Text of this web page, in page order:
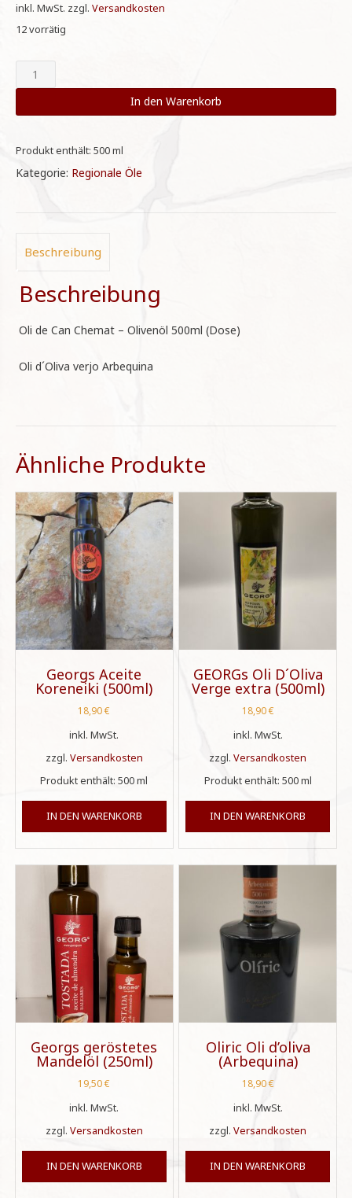
inkl. MwSt. zzgl. Versandkosten
12 vorrätig
Chemat
Olivenöl
500ml
(Dose)
In den Warenkorb
Produkt enthält: 500ml
Kategorie: Regionale Öle
Beschreibung
Beschreibung
Oli de Can Chemat – Olivenöl 500ml (Dose)
Oli d´Oliva verjo Arbequina
Ähnliche Produkte
Georgs Aceite
Koreneiki (500ml)
18,90€
inkl. MwSt.
zzgl. Versandkosten
Produkt enthält: 500ml
IN DEN WARENKORB
GEORGs Oli D´Oliva
Verge extra (500ml)
18,90€
inkl. MwSt.
zzgl.Versandkosten
Produkt enthält: 500ml
IN DEN WARENKORB
Georgs geröstetes
Mandelöl (250ml)
19,50€
inkl. MwSt.
zzgl. Versandkosten
IN DEN WARENKORB
Oliric Oli d’oliva
(Arbequina)
18,90€
inkl. MwSt.
zzgl.Versandkosten
IN DEN WARENKORB